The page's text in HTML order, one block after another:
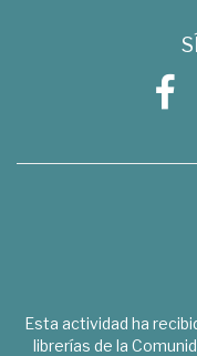
Esta actividad ha
librerías de la